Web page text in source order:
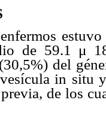
de 59.1 μ
del
in situ
de los